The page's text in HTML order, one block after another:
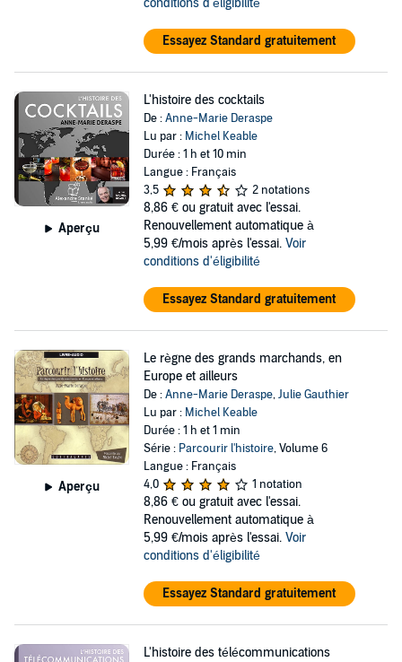
conditions d'éligibilité
Essayez Standard gratuitement
Aperçu
L'histoire des cocktails
De :Anne-Marie Deraspe
Lu par : Michel Keable
Durée : 1 h et 10 min
Langue : Français
3,5
2 notations
8,86 € ou gratuit avec l'essai.
Renouvellement automatique à
5,99 €/mois après l'essai. Voir
conditions d'éligibilité
Essayez Standard gratuitement
Aperçu
Le règne des grands marchands, en
Europe et ailleurs
De :Anne-Marie Deraspe,Julie Gauthier
Lu par : Michel Keable
Durée : 1 h et 1 min
Série : Parcourir l'histoire, Volume 6
Langue : Français
4,0
1 notation
8,86 € ou gratuit avec l'essai.
Renouvellement automatique à
5,99 €/mois après l'essai. Voir
conditions d'éligibilité
Essayez Standard gratuitement
L'histoire des télécommunications